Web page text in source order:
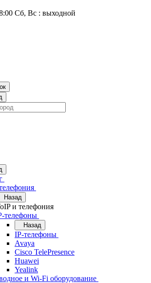
Сб, Вс : выходной
Назад
и телефония
телефоны
Назад
IP-телефоны
Avaya
Cisco TelePresence
Huawei
Yealink
и Wi-Fi оборудование